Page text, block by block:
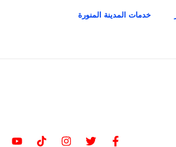
خدمات المدينة المنورة